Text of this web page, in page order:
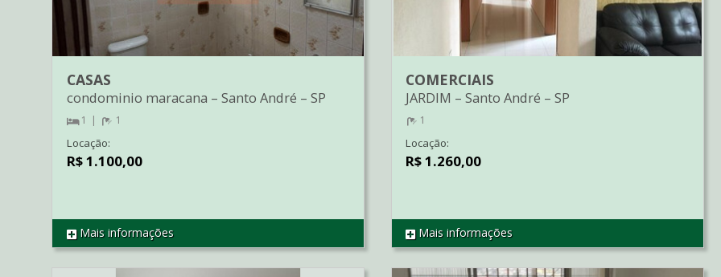
REF CA3269
CASAS
condominio maracana – Santo André – SP
1 1
Locação:
R$ 1.100,00
Mais informações REF SA0075
COMERCIAIS
JARDIM –Santo André –SP
1
Locação:
R$ 1.260,00
Mais informações